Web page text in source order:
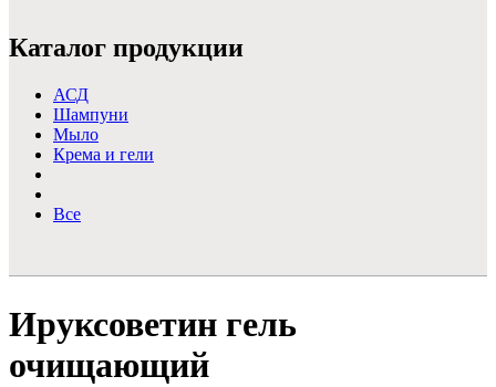
Каталог продукции
АСД
Шампуни
Мыло
Крема и гели
Все
Ируксоветин гель
очищающий